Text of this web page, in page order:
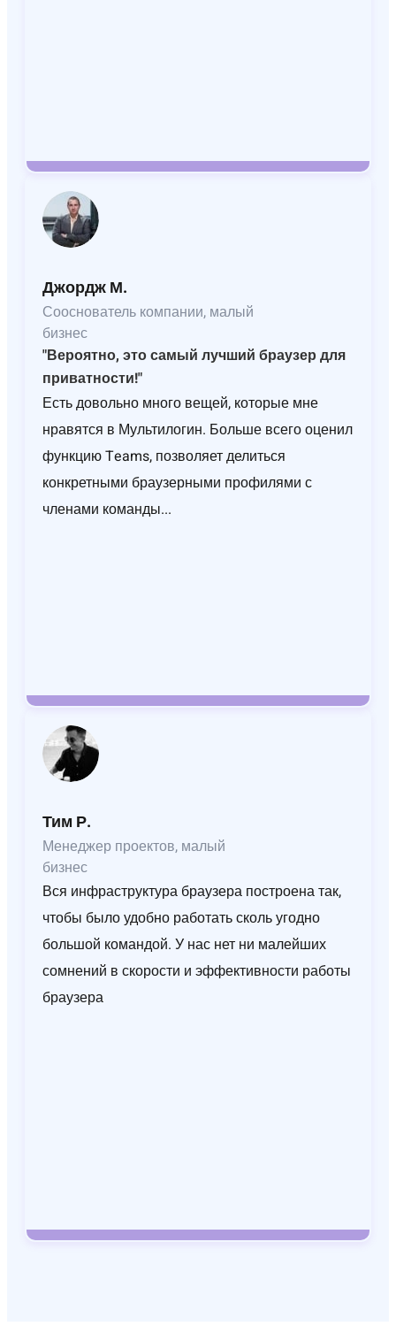
Джордж М.
Сооснователь компании, малый
бизнес
"Вероятно, это самый лучший браузер для
приватности!"
Есть довольно много вещей, которые мне
нравятся в Мультилогин. Больше всего оценил
функцию Teams, позволяет делиться
конкретными браузерными профилями с
членами команды...
Тим Р.
Менеджер проектов, малый
бизнес
Вся инфраструктура браузера построена так,
чтобы было удобно работать сколь угодно
большой командой. У нас нет ни малейших
сомнений в скорости и эффективности работы
браузера